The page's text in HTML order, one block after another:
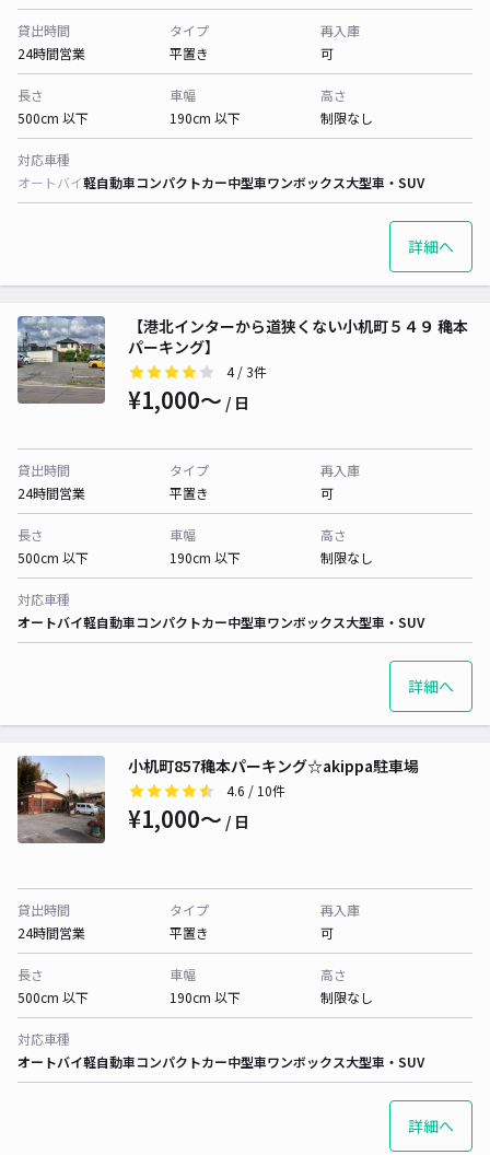
貸出時間
24時間営業
タイプ
平置き
再入庫
可
長さ
500cm 以下
車幅
190cm 以下
高さ
制限なし
対応車種
オートバイ軽自動車コンパクトカー中型車ワンボックス大型車・SUV
詳細へ
【港北インターから道狭くない小机町５４９ 穐本
パーキング】
4/ 3件
¥1,000〜 / 日
貸出時間
24時間営業
タイプ
平置き
再入庫
可
長さ
500cm 以下
車幅
190cm 以下
高さ
制限なし
対応車種
オートバイ軽自動車コンパクトカー中型車ワンボックス大型車・SUV
詳細へ
小机町857穐本パーキング☆akippa駐車場
4.6 / 10件
¥1,000〜 / 日
貸出時間
24時間営業
タイプ
平置き
再入庫
可
長さ
500cm 以下
車幅
190cm 以下
高さ
制限なし
対応車種
オートバイ軽自動車コンパクトカー中型車ワンボックス大型車・SUV
詳細へ